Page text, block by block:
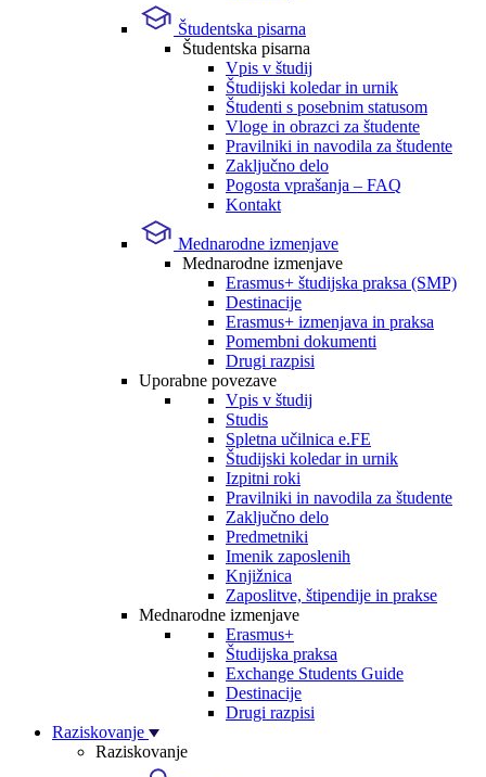
Študentska pisarna
Študentska pisarna
Vpis v študij
Študijski koledar in urnik
Študenti s posebnim statusom
Vloge in obrazci za študente
Pravilniki in navodila za študente
Zaključno delo
Pogosta vprašanja – FAQ
Kontakt
Mednarodne izmenjave
Mednarodne izmenjave
Erasmus+ študijska praksa (SMP)
Destinacije
Erasmus+ izmenjava in praksa
Pomembni dokumenti
Drugi razpisi
Uporabne povezave
Vpis v študij
Studis
Spletna učilnica e.FE
Študijski koledar in urnik
Izpitni roki
Pravilniki in navodila za študente
Zaključno delo
Predmetniki
Imenik zaposlenih
Knjižnica
Zaposlitve, štipendije in prakse
Mednarodne izmenjave
Erasmus+
Študijska praksa
Exchange Students Guide
Destinacije
Drugi razpisi
Raziskovanje
Raziskovanje